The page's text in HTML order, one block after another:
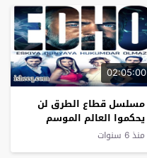
02:05:00
مسلسل قطاع الطرق لن
يحكموا العالم الموسم
السادس الحلقة 7
منذ 6 سنوات